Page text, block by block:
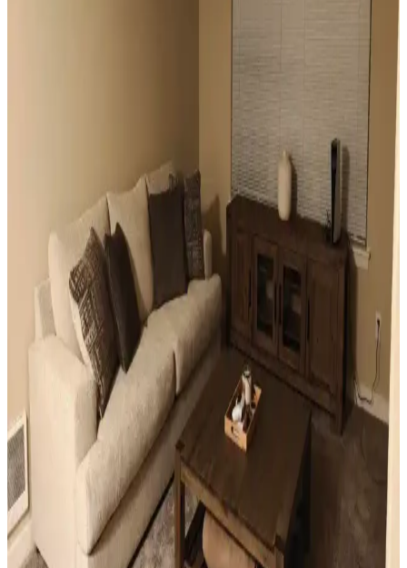
Mutfak Pencereleri İçin Estetik ve Fonksiyonel
Perde ile Jaluzi Seçenekleri
Mutfak pencereleri için perde ve jaluzi seçiminde mevcut pencere
durumu, kullanım alışkanlıkları ve dekorasyon tarzı önemlidir.
Roman storlar, bambu jaluziler ve dekoratif filmler estetik ve
fonksiyonel çözümler sunar.
Sıcak Tonlu Mekanlarda Perde ve Perde Çubuğu
Seçimi İçin Estetik ve Fonksiyonel Rehber
Sıcak beyaz duvarlar ve açık kahverengi zeminlerde perde ve perde
çubuğu seçimi, estetik ve fonksiyonel açıdan mekanın atmosferini
belirler. Doğru renk ve malzeme tercihleri mekana sıcaklık ve uyum
katar.
Ev Dekorasyonunda Küçük Dokunuşlarla
Mekanların Kişisel ve Estetik Dönüşümü
Ev dekorasyonunda aydınlatma, halı, sanat eserleri ve mobilya
uyumu gibi küçük ama etkili dokunuşlar, mekanların kişisel ve
estetik görünümünü önemli ölçüde değiştirir.